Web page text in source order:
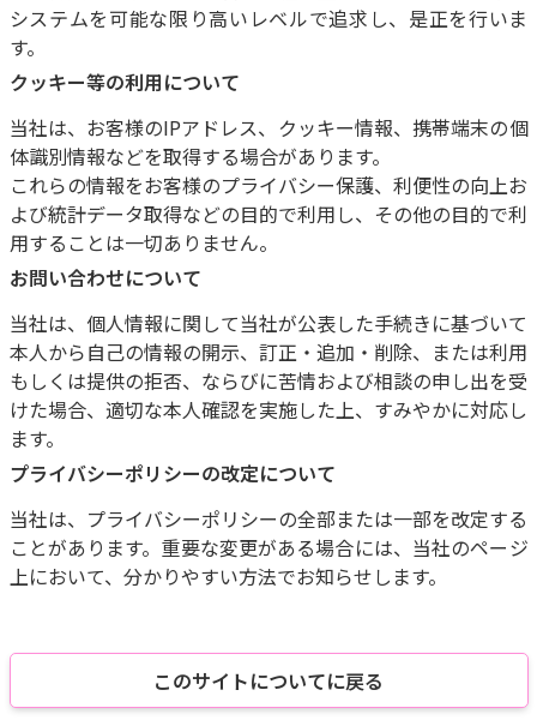
システムを可能な限り高いレベルで追求し、是正を行いま
す。
クッキー等の利用について
当社は、お客様のIPアドレス、クッキー情報、携帯端末の個
体識別情報などを取得する場合があります。
これらの情報をお客様のプライバシー保護、利便性の向上お
よび統計データ取得などの目的で利用し、その他の目的で利
用することは一切ありません。
お問い合わせについて
当社は、個人情報に関して当社が公表した手続きに基づいて
本人から自己の情報の開示、訂正・追加・削除、または利用
もしくは提供の拒否、ならびに苦情および相談の申し出を受
けた場合、適切な本人確認を実施した上、すみやかに対応し
ます。
プライバシーポリシーの改定について
当社は、プライバシーポリシーの全部または一部を改定する
ことがあります。重要な変更がある場合には、当社のページ
上において、分かりやすい方法でお知らせします。
このサイトについてに戻る